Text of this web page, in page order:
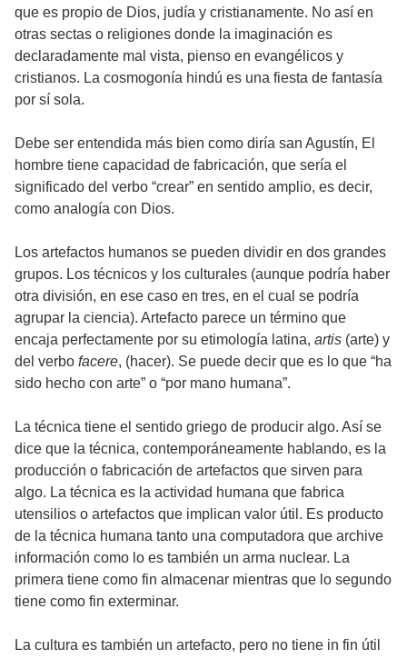
que es propio de Dios, judía y cristianamente. No así en
otras sectas o religiones donde la imaginación es
declaradamente mal vista, pienso en evangélicos y
cristianos. La cosmogonía hindú es una fiesta de fantasía
por sí sola.
Debe ser entendida más bien como diría san Agustín, El
hombre tiene capacidad de fabricación, que sería el
significado del verbo “crear” en sentido amplio, es decir,
como analogía con Dios.
Los artefactos humanos se pueden dividir en dos grandes
grupos. Los técnicos y los culturales (aunque podría haber
otra división, en ese caso en tres, en el cual se podría
agrupar la ciencia). Artefacto parece un término que
encaja perfectamente por su etimología latina, artis (arte) y
del verbo facere, (hacer). Se puede decir que es lo que “ha
sido hecho con arte” o “por mano humana”.
La técnica tiene el sentido griego de producir algo. Así se
dice que la técnica, contemporáneamente hablando, es la
producción o fabricación de artefactos que sirven para
algo. La técnica es la actividad humana que fabrica
utensilios o artefactos que implican valor útil. Es producto
de la técnica humana tanto una computadora que archive
información como lo es también un arma nuclear. La
primera tiene como fin almacenar mientras que lo segundo
tiene como fin exterminar.
La cultura es también un artefacto, pero no tiene in fin útil